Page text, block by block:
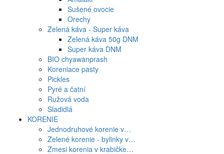
Sušené ovocie
Orechy
Zelená káva - Super káva
Zelená káva 50g DNM
Super káva DNM
BIO chyawanprash
Koreniace pasty
Pickles
Pyré a čatní
Ružová voda
Sladidlá
KORENIE
Jednodruhové korenie v…
Zelené korenie - bylinky v…
Zmesi korenia v krabičke…